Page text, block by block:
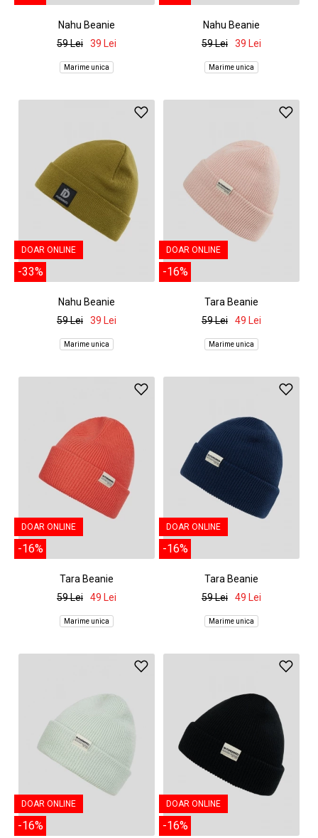
Nahu Beanie
59 Lei
39 Lei
Marime unica
Nahu Beanie
59 Lei
39 Lei
Marime unica
DOAR ONLINE
-33%
Nahu Beanie
59 Lei
39 Lei
Marime unica
DOAR ONLINE
-16%
Tara Beanie
59 Lei
49 Lei
Marime unica
DOAR ONLINE
-16%
Tara Beanie
59 Lei
49 Lei
Marime unica
DOAR ONLINE
-16%
Tara Beanie
59 Lei
49 Lei
Marime unica
DOAR ONLINE
-16%
DOAR ONLINE
-16%